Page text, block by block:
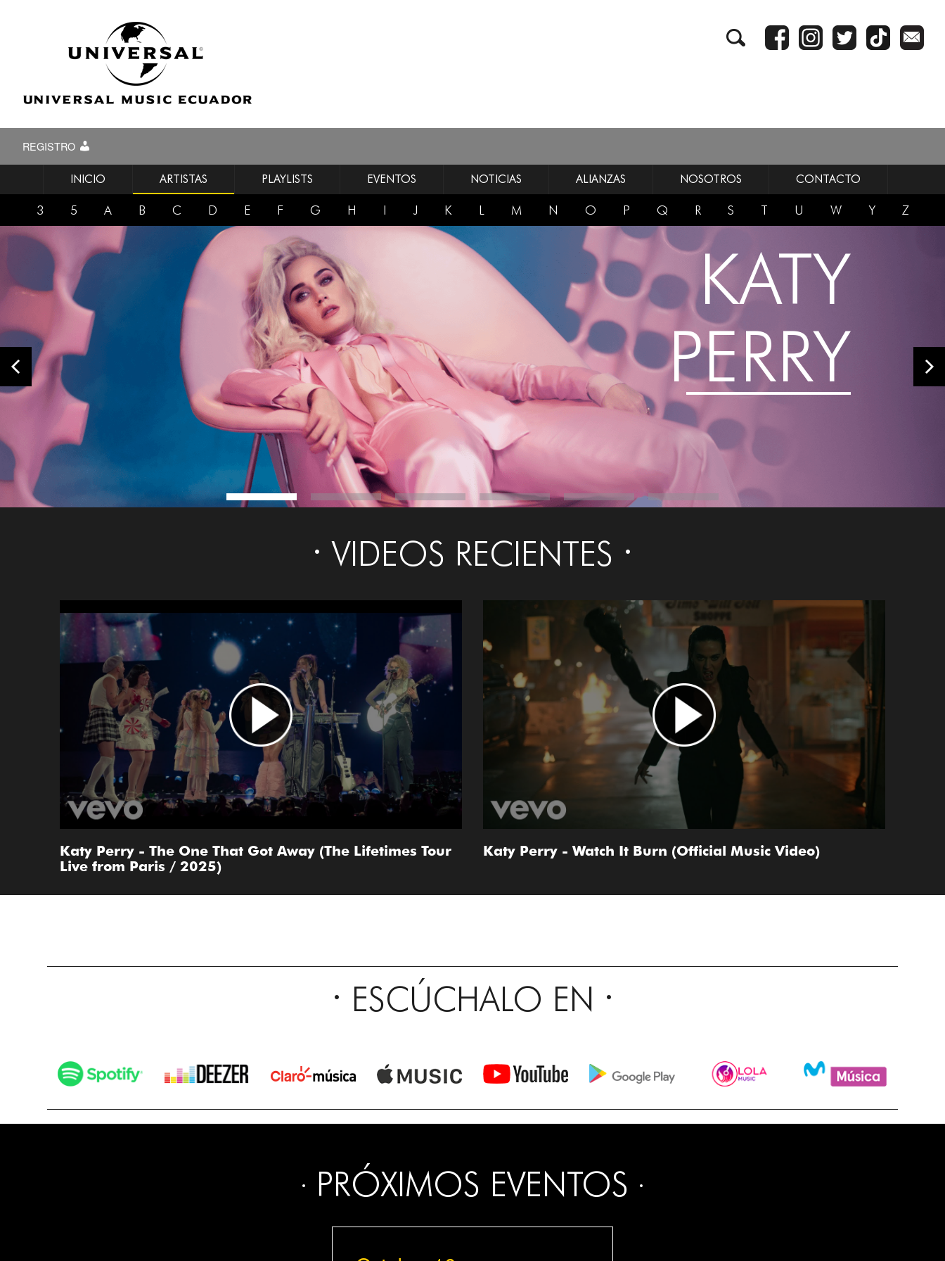
REGISTRO
INICIO ARTISTAS PLAYLISTS EVENTOS NOTICIAS ALIANZAS NOSOTROS CONTACTO
3 5 A B C D E F G H I J K L M N O P Q R S T U W Y Z
KATY
PERRY
VIDEOS RECIENTES
Katy Perry - The One That Got Away (The Lifetimes Tour
Live from Paris / 2025)
Katy Perry - Watch It Burn (Official Music Video)
ESCÚCHALO EN
PRÓXIMOS EVENTOS